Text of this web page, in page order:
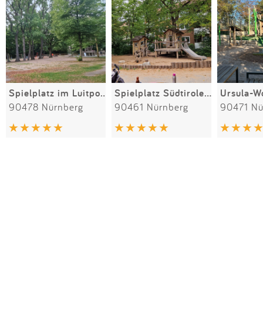
Spielplatz im Luitpoldhain
90478 Nürnberg
Spielplatz Südtiroler Platz
90461 Nürnberg 90471